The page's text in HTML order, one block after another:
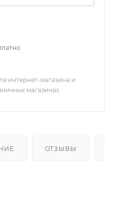
интернет-магазина и
магазинах
ОТЗЫВЫ